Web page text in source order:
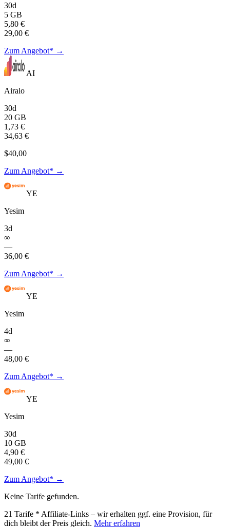
30d
5 GB
5,80 €
29,00 €
Zum Angebot* →
AI
Airalo
30d
20 GB
1,73 €
34,63 €
$40,00
Zum Angebot* →
YE
Yesim
3d
∞
—
36,00 €
Zum Angebot* →
YE
Yesim
4d
∞
—
48,00 €
Zum Angebot* →
YE
Yesim
30d
10 GB
4,90 €
49,00 €
Zum Angebot* →
Keine Tarife gefunden.
21 Tarife * Affiliate-Links – wir erhalten ggf. eine Provision, für
dich bleibt der Preis gleich. Mehr erfahren